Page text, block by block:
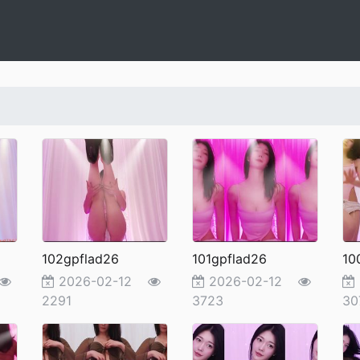
102gpflad26
2026-02-12
2291
101gpflad26
2026-02-12
3723